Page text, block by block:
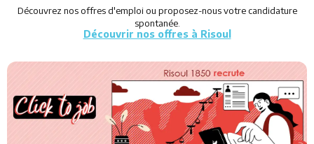
Découvrez nos offres d'emploi ou proposez-nous votre candidature
spontanée.
Découvrir nos offres à Risoul